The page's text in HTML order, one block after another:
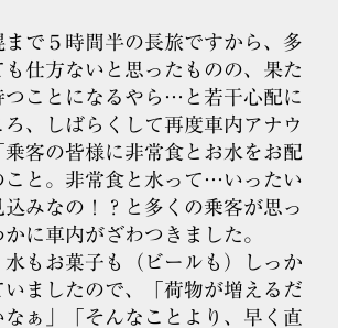
で５時間半の長旅ですから、多
仕方ないと思ったものの、果た
つことになるやら…と若干心配に
、しばらくして再度車内アナウ
乗客の皆様に非常食とお水をお配
こと。非常食と水って…いったい
みなの！？と多くの乗客が思っ
かに車内がざわつきました。
もお菓子も（ビールも）しっか
いましたので、「荷物が増えるだ
なぁ」「そんなことより、早く直